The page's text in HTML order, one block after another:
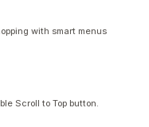
with smart menus
Scroll to Top button.